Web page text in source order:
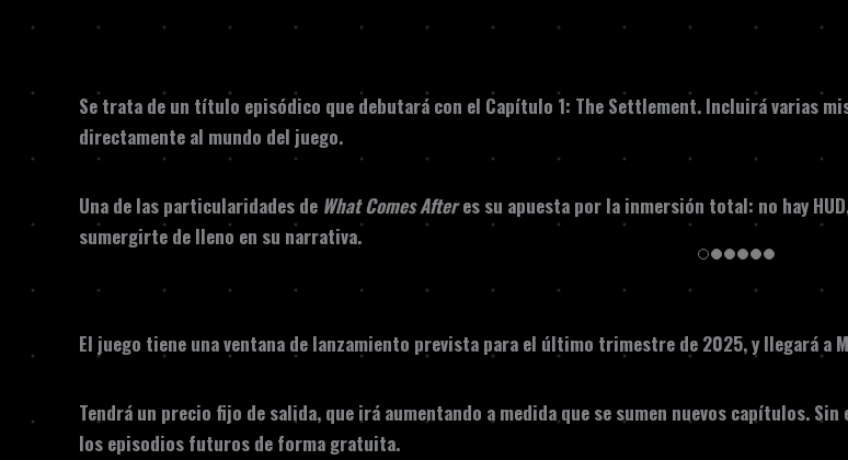
Se trata de un título episódico que debutará con el Capítulo 1: The Settlement. Incluirá varias
directamente al mundo del juego.
Una de las particularidades de What Comes Afteres su apuesta por la inmersión total: no hay
sumergirte de lleno en su narrativa.
El juego tiene una ventana de lanzamiento prevista para el último trimestre de 2025, y llegará a
Tendrá un precio fijo de salida, que irá aumentando a medida que se sumen nuevos capítulos.
los episodios futuros de forma gratuita.